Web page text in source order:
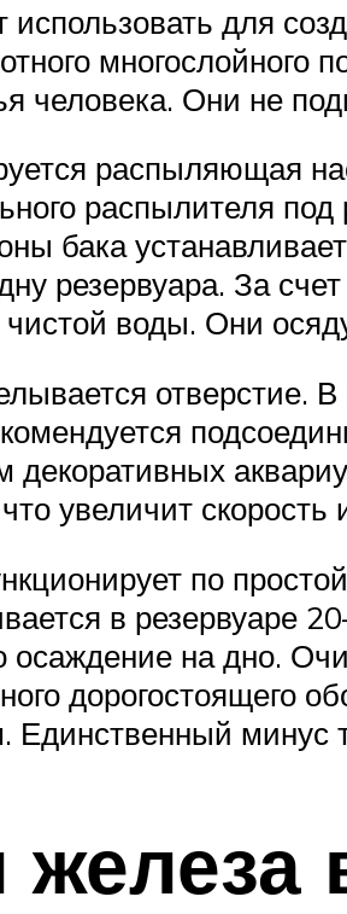
для
человека. Они не
распыляющая
распылителя
бака
резервуара. За
воды. Они
отверстие.
увеличит
по
в резервуаре
осаждение на дно.
дорогостоящего
Единственный минус